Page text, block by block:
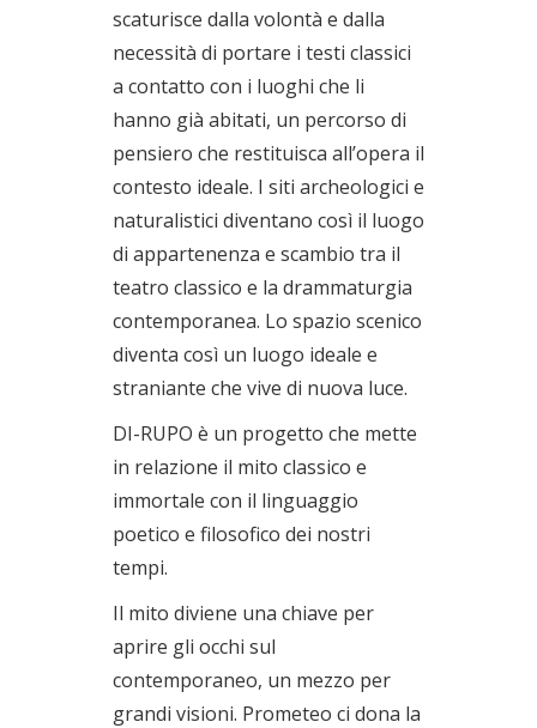
scaturisce dalla volontà e dalla
necessità di portare i testi classici
a contatto con i luoghi che li
hanno già abitati, un percorso di
pensiero che restituisca all’opera il
contesto ideale. I siti archeologici e
naturalistici diventano così il luogo
di appartenenza e scambio tra il
teatro classico e la drammaturgia
contemporanea. Lo spazio scenico
diventa così un luogo ideale e
straniante che vive di nuova luce.
DI-RUPO è un progetto che mette
in relazione il mito classico e
immortale con il linguaggio
poetico e filosofico dei nostri
tempi.
Il mito diviene una chiave per
aprire gli occhi sul
contemporaneo, un mezzo per
grandi visioni. Prometeo ci dona la